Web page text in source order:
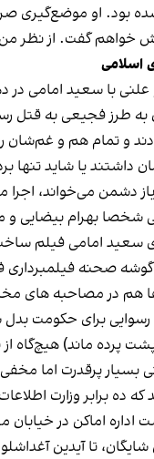
شده بود. او
خواهم گفت. از نظر
اسلامی
به طرز فجیعی به
و تمام هم و غم‌شان
داشتند یا شاید تنها
دشمن می‌خواند، اجرا
بهرام بیضایی و
سعید امامی فیلم
گوشه صحنه
هم در مصاحبه های
برای حکومت
پرده ماند) هیچ‌گاه
پرقدرت اما
برابر وزارت اطلاعات
که پشت اداره اماکن در
شایگان، تا آیدین